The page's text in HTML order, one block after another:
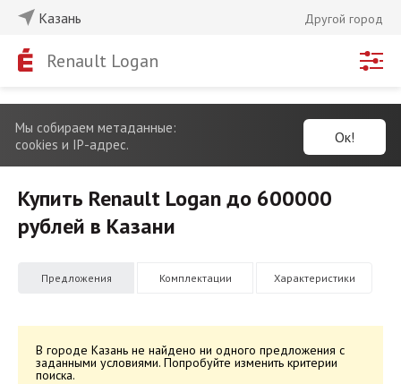
Казань Другой город
Renault Logan
Мы собираем метаданные:
cookies и IP-адрес.
Ок!
Купить Renault Logan до 600000
рублей в Казани
Предложения Комплектации Характеристики
В городе Казань не найдено ни одного предложения с
заданными условиями. Попробуйте изменить критерии
поиска.